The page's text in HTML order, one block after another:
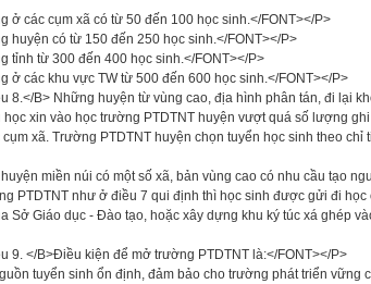
ở các cụm xã có từ 50 đến 100 học sinh.</FONT></P>
huyện có từ 150 đến 250 học sinh.</FONT></P>
tỉnh từ 300 đến 400 học sinh.</FONT></P>
ở các khu vực TW từ 500 đến 600 học sinh.</FONT></P>
8.</B> Những huyện từ vùng cao, địa hình phân tán, đi lại
xin vào học trường PTDTNT huyện vượt quá số lượng
xã. Trường PTDTNT huyện chọn tuyển học sinh theo chỉ
miền núi có một số xã, bản vùng cao có nhu cầu tạo
PTDTNT như ở điều 7 qui định thì học sinh được gửi đi học
Sở Giáo dục - Đào tạo, hoặc xây dựng khu ký túc xá ghép
9. </B>Điều kiện để mở trường PTDTNT là:</FONT></P>
tuyển sinh ổn định, đảm bảo cho trường phát triển vững